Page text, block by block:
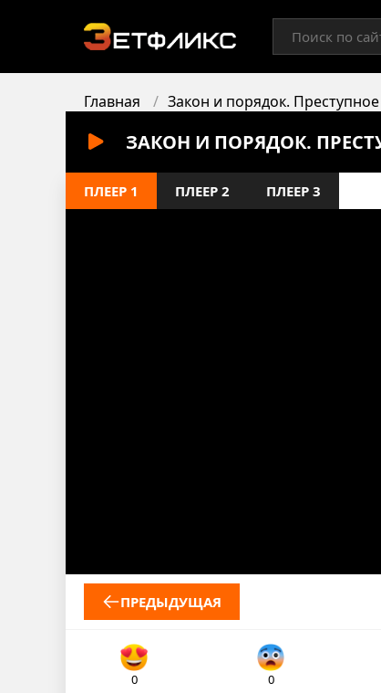
Главная Закон и порядок.
ЗАКОН И ПОРЯДОК.
ПЛЕЕР 1 ПЛЕЕР 2 ПЛЕЕР 3
ПРЕДЫДУЩАЯ
0 0